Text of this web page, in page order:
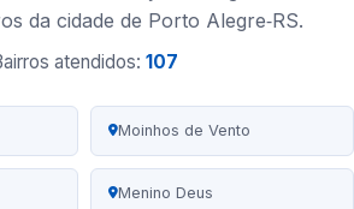
da cidade de Porto Alegre‑RS.
atendidos: 107
Moinhos de Vento
Menino Deus